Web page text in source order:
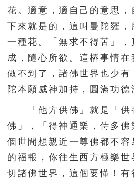
花。適意，適自己的意思，
下來就是的，這叫曼陀羅，
一種花。「無求不得苦」，
成，隨心所欲。這樁事情在
做不到了，諸佛世界也少有
陀本願威神加持，圓滿功德
「他方供佛」就是「供
佛」，「得神通樂，侍多佛
個世間想親近一尊佛都不容
的福報，你往生西方極樂世
切諸佛世界，這個要懂！有